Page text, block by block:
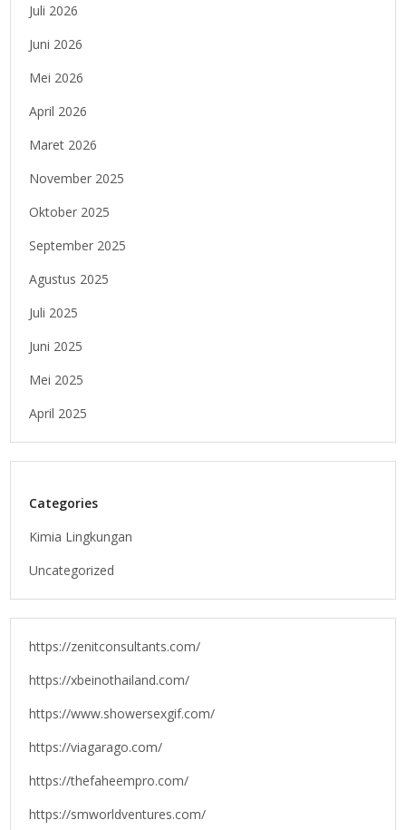
Juli 2026
Juni 2026
Mei 2026
April 2026
Maret 2026
November 2025
Oktober 2025
September 2025
Agustus 2025
Juli 2025
Juni 2025
Mei 2025
April 2025
Categories
Kimia Lingkungan
Uncategorized
https://zenitconsultants.com/
https://xbeinothailand.com/
https://www.showersexgif.com/
https://viagarago.com/
https://thefaheempro.com/
https://smworldventures.com/